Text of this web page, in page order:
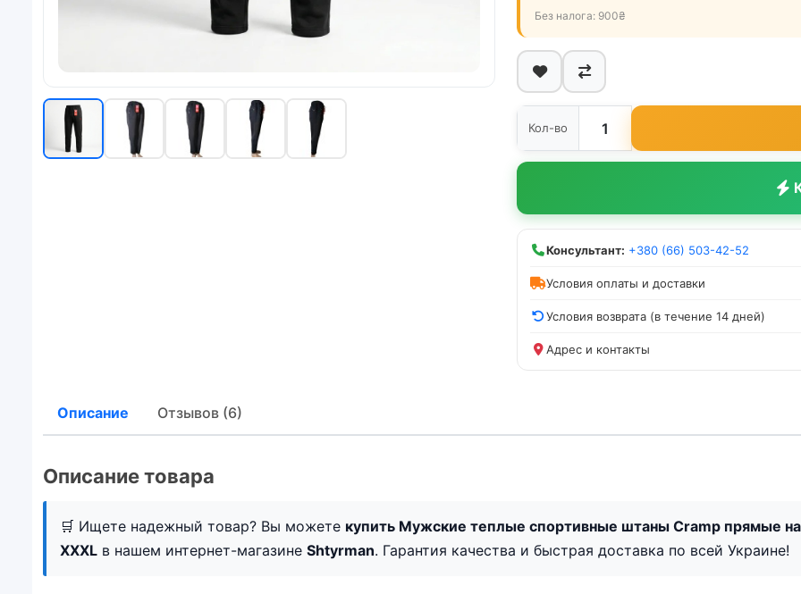
Без налога: 900₴
Кол-во
Консультант: +380 (66) 503-42-52
Условия оплаты и доставки
Условия возврата (в течение 14 дней)
Адрес и контакты
Описание Отзывов (6)
Описание товара
🛒 Ищете надежный товар? Вы можете купить Мужские теплые спортивные штаны Cramp прямые
XXXL в нашем интернет-магазине Shtyrman. Гарантия качества и быстрая доставка по всей Украине!